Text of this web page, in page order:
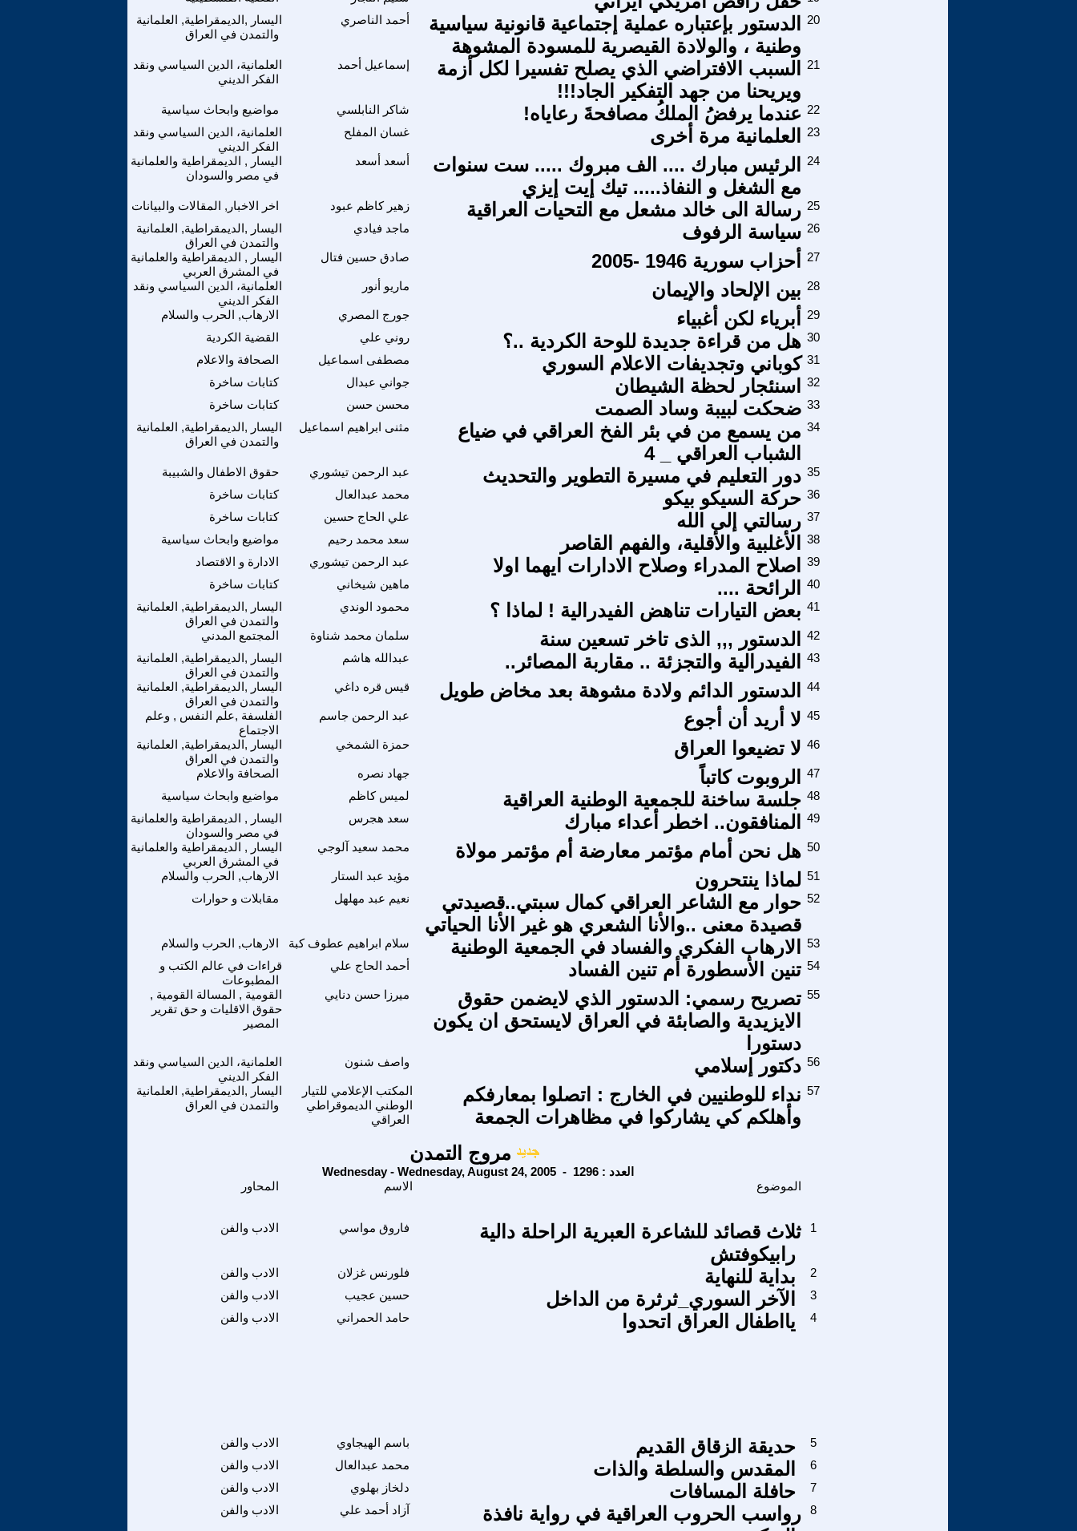
اليسار ,الديمقراطية, العلمانية
والتمدن في العراق
أحمد الناصري
الدستور بإعتباره عملية إجتماعية قانونية سياسية
وطنية ، والولادة القيصرية للمسودة المشوهة
20
العلمانية، الدين السياسي ونقد
الفكر الديني
إسماعيل أحمد
السبب الافتراضي الذي يصلح تفسيرا لكل أزمة
ويريحنا من جهد التفكير الجاد!!!
21
مواضيع وابحاث سياسية شاكر النابلسي عندما يرفضُ الملكُ مصافحةَ رعاياه! 22
العلمانية، الدين السياسي ونقد
الفكر الديني
غسان المفلح العلمانية مرة أخرى 23
اليسار , الديمقراطية والعلمانية
في مصر والسودان
أسعد أسعد
الرئيس مبارك .... الف مبروك ..... ست سنوات
مع الشغل و النفاذ..... تيك إيت إيزي
24
اخر الاخبار, المقالات والبيانات زهير كاظم عبود رسالة الى خالد مشعل مع التحيات العراقية 25
اليسار ,الديمقراطية, العلمانية
والتمدن في العراق
ماجد فيادي سياسة الرفوف 26
اليسار , الديمقراطية والعلمانية
في المشرق العربي
صادق حسين فتال أحزاب سورية 1946 -2005 27
العلمانية، الدين السياسي ونقد
الفكر الديني
ماريو أنور بين الإلحاد والإيمان 28
الارهاب, الحرب والسلام جورج المصري أبرياء لكن أغبياء
29
القضية الكردية
روني علي هل من قراءة جديدة للوحة الكردية ..؟ 30
الصحافة والاعلام
مصطفى اسماعيل كوباني وتجديفات الاعلام السوري 31
كتابات ساخرة
جواني عبدال اسنئجار لحظة الشيطان
32
كتابات ساخرة
محسن حسن ضحكت لبيبة وساد الصمت 33
اليسار ,الديمقراطية, العلمانية
والتمدن في العراق
مثنى ابراهيم اسماعيل
من يسمع من في بئر الفخ العراقي في ضياع
الشباب العراقي _ 4
34
حقوق الاطفال والشبيبة عبد الرحمن تيشوري دور التعليم في مسيرة التطوير والتحديث 35
كتابات ساخرة
محمد عبدالعال حركة السيكو بيكو 36
كتابات ساخرة
علي الحاج حسين رسالتي إلى الله 37
مواضيع وابحاث سياسية
سعد محمد رحيم الأغلبية والأقلية، والفهم القاصر
38
الادارة و الاقتصاد
عبد الرحمن تيشوري اصلاح المدراء وصلاح الادارات ايهما اولا
39
كتابات ساخرة
ماهين شيخاني الرائحة ....
40
اليسار ,الديمقراطية, العلمانية
والتمدن في العراق
محمود الوندي بعض التيارات تناهض الفيدرالية ! لماذا ؟ 41
المجتمع المدني سلمان محمد شناوة الدستور ,,, الذى تاخر تسعين سنة
42
اليسار ,الديمقراطية, العلمانية
والتمدن في العراق
عبدالله هاشم الفيدرالية والتجزئة .. مقاربة المصائر.. 43
اليسار ,الديمقراطية, العلمانية
والتمدن في العراق
قيس قره داغي الدستور الدائم ولادة مشوهة بعد مخاض طويل 44
الفلسفة ,علم النفس , وعلم
الاجتماع
عبد الرحمن جاسم لا أريد أن أجوع 45
اليسار ,الديمقراطية, العلمانية
والتمدن في العراق
حمزة الشمخي لا تضيعوا العراق 46
الصحافة والاعلام جهاد نصره الروبوت كاتباً
47
مواضيع وابحاث سياسية
لميس كاظم جلسة ساخنة للجمعية الوطنية العراقية 48
اليسار , الديمقراطية والعلمانية
في مصر والسودان
سعد هجرس المنافقون.. اخطر أعداء مبارك 49
اليسار , الديمقراطية والعلمانية
في المشرق العربي
محمد سعيد آلوجي هل نحن أمام مؤتمر معارضة أم مؤتمر مولاة 50
الارهاب, الحرب والسلام مؤيد عبد الستار لماذا ينتحرون 51
مقابلات و حوارات
نعيم عبد مهلهل
حوار مع الشاعر العراقي كمال سبتي..قصيدتي
قصيدة معنى ..والأنا الشعري هو غير الأنا الحياتي
52
الارهاب, الحرب والسلام سلام ابراهيم عطوف كبة الارهاب الفكري والفساد في الجمعية الوطنية
53
قراءات في عالم الكتب و
المطبوعات
أحمد الحاج علي تنين الأسطورة أم تنين الفساد 54
القومية , المسالة القومية ,
حقوق الاقليات و حق تقرير
المصير
ميرزا حسن دنايي
تصريح رسمي: الدستور الذي لايضمن حقوق
الايزيدية والصابئة في العراق لايستحق ان يكون
دستورا
55
العلمانية، الدين السياسي ونقد
الفكر الديني
واصف شنون دكتور إسلامي 56
اليسار ,الديمقراطية, العلمانية
والتمدن في العراق
المكتب الإعلامي للتيار
الوطني الديموقراطي
العراقي
نداء للوطنيين في الخارج : اتصلوا بمعارفكم
وأهلكم كي يشاركوا في مظاهرات الجمعة
57
مروج التمدن
Wednesday - Wednesday, August 24, 2005 - العدد : 1296
الاسم الموضوع
الادب والفن فاروق مواسي
ثلاث قصائد للشاعرة العبرية الراحلة دالية
رابيكوفتش
1
الادب والفن فلورنس غزلان بداية للنهاية
2
الادب والفن
حسين عجيب الآخر السوري_ثرثرة من الداخل
3
الادب والفن
حامد الحمراني يااطفال العراق اتحدوا 4
الادب والفن باسم الهيجاوي حديقة الزقاق القديم
5
الادب والفن
محمد عبدالعال المقدس والسلطة والذات
6
الادب والفن
دلخاز بهلوي حافلة المسافات
7
الادب والفن
آزاد أحمد علي
رواسب الحروب العراقية في رواية نافذة
8